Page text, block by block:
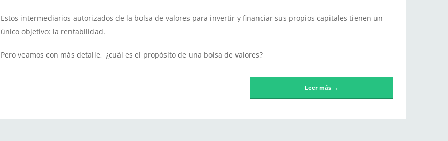
Estos intermediarios autorizados de la bolsa de valores para invertir y financiar sus propios capitales tienen un
único objetivo: la rentabilidad.
Pero veamos con más detalle, ¿cuál es el propósito de una bolsa de valores?
Leer más →